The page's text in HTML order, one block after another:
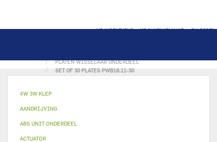
MIJN REKENING MIJN WINKELMAND INLOGGEN
PLATEN WISSELAAR ONDERDEEL
SET OF 30 PLATES PWB18.11-30
4W 3W KLEP
AANDRIJVING
ABS UNIT ONDERDEEL
ACTUATOR